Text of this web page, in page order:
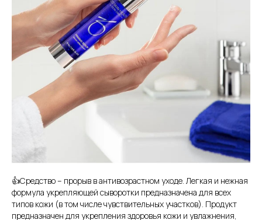
👍Средство – прорыв в антивозрастном уходе. Легкая и нежная
формула укрепляющей сыворотки предназначена для всех
типов кожи (в том числе чувствительных участков). Продукт
предназначен для укрепления здоровья кожи и увлажнения,